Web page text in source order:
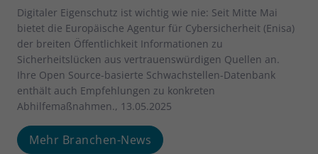
Digitaler Eigenschutz ist wichtig wie nie: Seit Mitte Mai
bietet die Europäische Agentur für Cybersicherheit (Enisa)
der breiten Öffentlichkeit Informationen zu
Sicherheitslücken aus vertrauenswürdigen Quellen an.
Ihre Open Source-basierte Schwachstellen-Datenbank
enthält auch Empfehlungen zu konkreten
Abhilfemaßnahmen., 13.05.2025
Mehr Branchen-News